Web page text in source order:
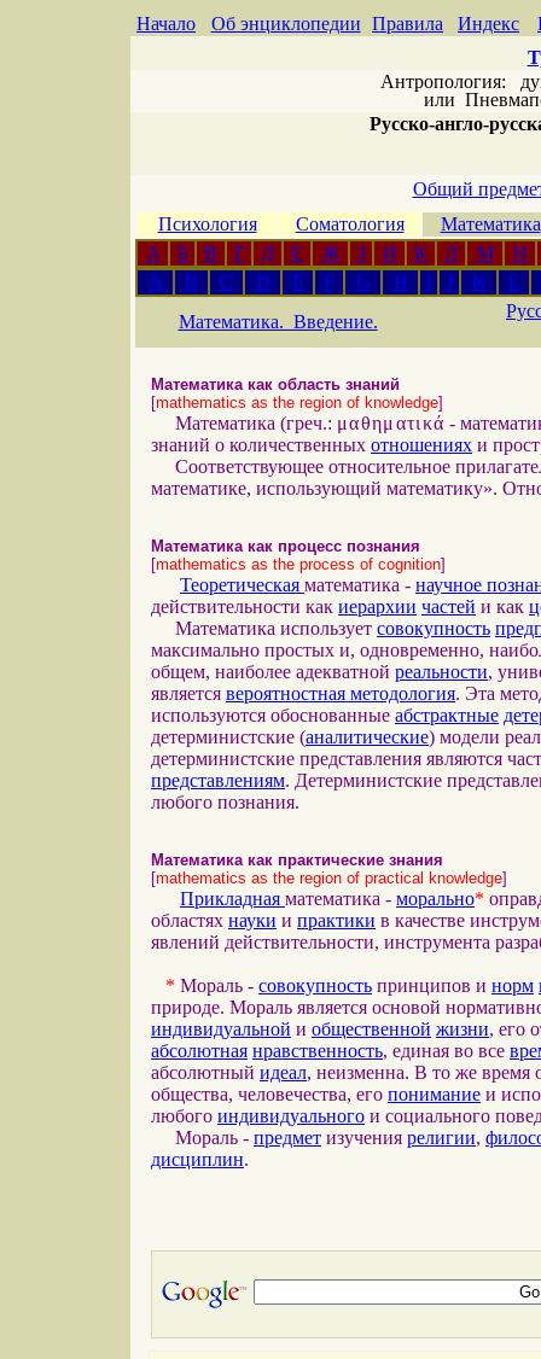
Начало Об энциклопедии Правила Индекс
Антропология:
или
Русско-англо-
Общий
Психология
Соматология
Математика
А
Б В Г Д Е Ж З И К Л М
Н
A
B C D E F G H I J K
L
Математика. Введение.
Математика как область знаний
[mathematics as the region of knowledge]
Математика (греч.: μαθηματικά -
знаний о количественных отношениях и
Соответствующее относительное
математике, использующий математику».
Математика как процесс познания
[mathematics as the process of cognition]
Теоретическая математика - научное
действительности как иерархии частей и как
Математика использует совокупность
максимально простых и, одновременно,
общем, наиболее адекватной реальности,
является вероятностная методология. Эта
используются обоснованные абстрактные
детерминистские (аналитические) модели
детерминистские представления являются
представлениям. Детерминистские
любого познания.
Математика как практические знания
[mathematics as the region of practical knowledge]
Прикладная математика - морально*
областях науки и практики в качестве
явлений действительности, инструмента
* Мораль - совокупность принципов и норм
природе. Мораль является основой
индивидуальной и общественной жизни, его
абсолютная нравственность, единая во все
абсолютный идеал, неизменна. В то же время
общества, человечества, его понимание и
любого индивидуального и социального
Мораль - предмет изучения религии,
дисциплин.